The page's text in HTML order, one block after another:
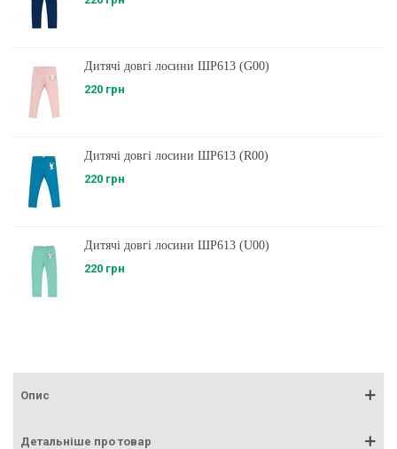
Дитячі довгі лосини ШР613 (G00)
220 грн
Дитячі довгі лосини ШР613 (R00)
220 грн
Дитячі довгі лосини ШР613 (U00)
220 грн
Опис
Детальніше про товар